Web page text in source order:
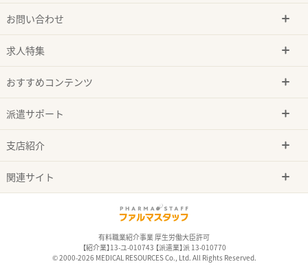
お問い合わせ
求人特集
おすすめコンテンツ
派遣サポート
支店紹介
関連サイト
有料職業紹介事業 厚生労働大臣許可
【紹介業】13-ユ-010743 【派遣業】派 13-010770
© 2000-2026 MEDICAL RESOURCES Co., Ltd. All Rights Reserved.